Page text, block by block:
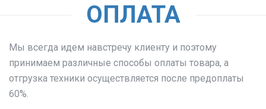
ОПЛАТА
Мы всегда идем навстречу клиенту и поэтому
принимаем различные способы оплаты товара, а
отгрузка техники осуществляется после предоплаты
60%.